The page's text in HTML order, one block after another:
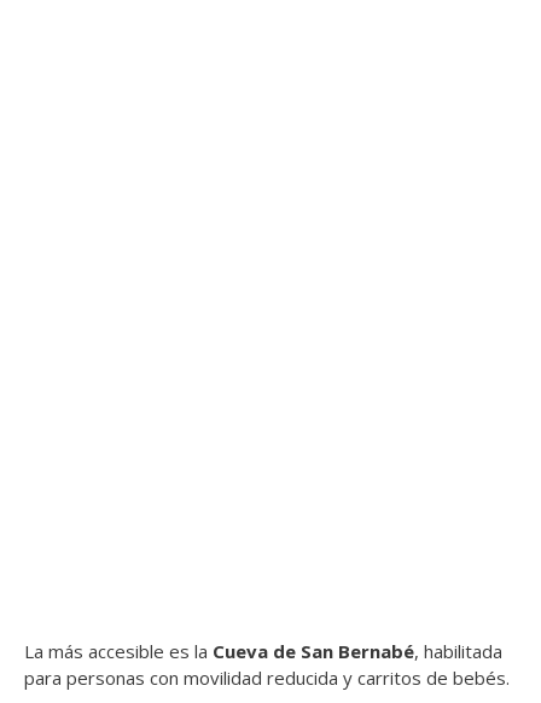
La más accesible es la Cueva de San Bernabé, habilitada
para personas con movilidad reducida y carritos de bebés.